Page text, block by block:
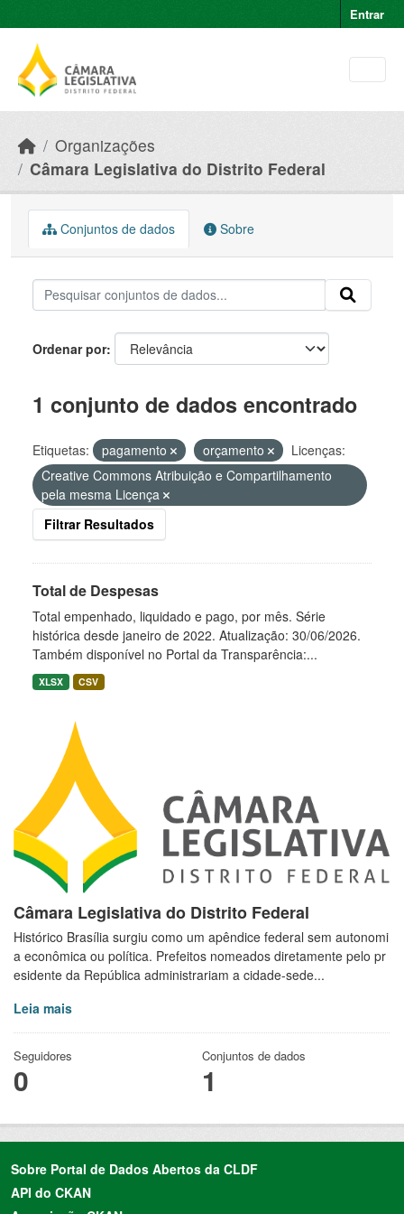
Entrar
Organizações
Câmara Legislativa do Distrito Federal
Câmara Legislativa do Distrito Federal
Histórico Brasília surgiu como um apêndice federal sem autonomi
a econômica ou política. Prefeitos nomeados diretamente pelo pr
esidente da República administrariam a cidade-sede...
Leia mais
Seguidores
0
Conjuntos de dados
1
Conjuntos de dados Sobre
Ordenar por
1 conjunto de dados encontrado
Etiquetas: pagamento orçamento
Licenças:
Creative Commons Atribuição e Compartilhamento
pela mesma Licença
Filtrar Resultados
Total de Despesas
Total empenhado, liquidado e pago, por mês. Série
histórica desde janeiro de 2022. Atualização: 30/06/2026.
Também disponível no Portal da Transparência:...
XLSX CSV
Sobre Portal de Dados Abertos da CLDF
API do CKAN